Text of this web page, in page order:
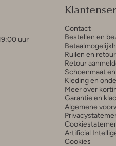
uur
Contact
Bestellen en
Ruilen en
Retour
Schoenmaat
Kleding en
Meer over
Garantie en
Algemene
Artificial
Cookies